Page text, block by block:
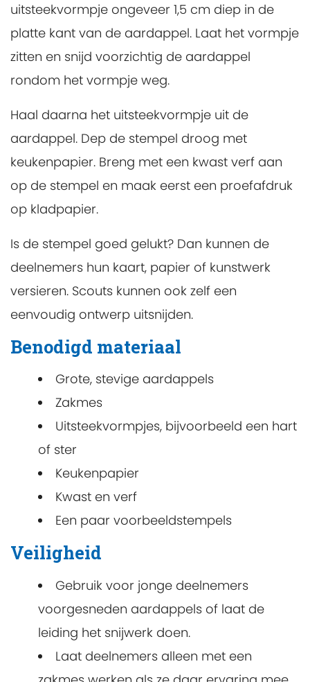
uitsteekvormpje ongeveer 1,5 cm diep in de
platte kant van de aardappel. Laat het vormpje
zitten en snijd voorzichtig de aardappel
rondom het vormpje weg.
Haal daarna het uitsteekvormpje uit de
aardappel. Dep de stempel droog met
keukenpapier. Breng met een kwast verf aan
op de stempel en maak eerst een proefafdruk
op kladpapier.
Is de stempel goed gelukt? Dan kunnen de
deelnemers hun kaart, papier of kunstwerk
versieren. Scouts kunnen ook zelf een
eenvoudig ontwerp uitsnijden.
Benodigd materiaal
Grote, stevige aardappels
Zakmes
Uitsteekvormpjes, bijvoorbeeld een hart
of ster
Keukenpapier
Kwast en verf
Een paar voorbeeldstempels
Veiligheid
Gebruik voor jonge deelnemers
voorgesneden aardappels of laat de
leiding het snijwerk doen.
Laat deelnemers alleen met een